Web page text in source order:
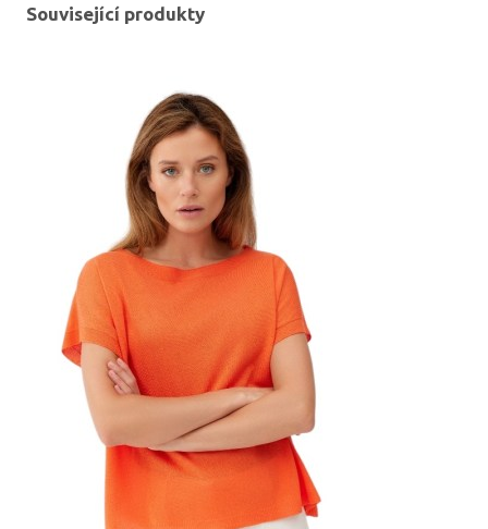
Související produkty